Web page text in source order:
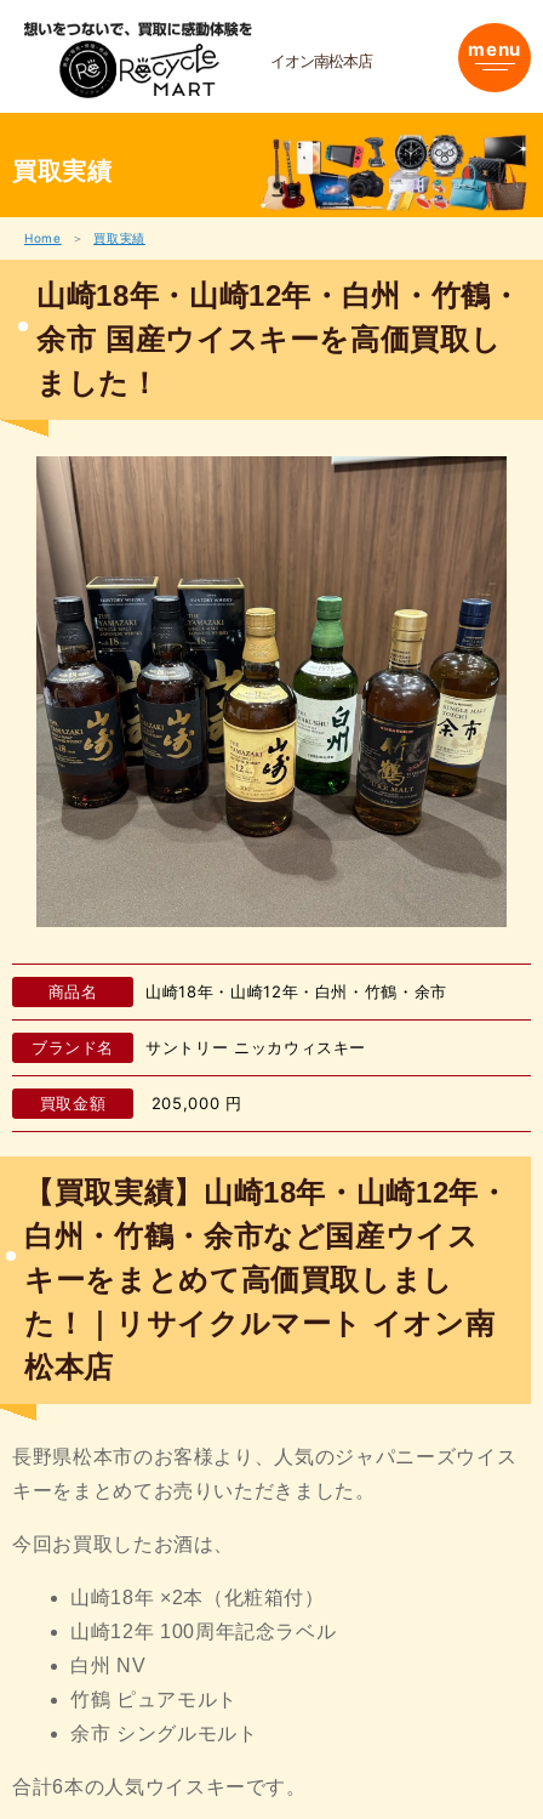
イオン南松本店 menu
買取実績
Home 買取実績
山崎18年・山崎12年・白州・竹鶴・
余市 国産ウイスキーを高価買取し
ました！
商品名 山崎18年・山崎12年・白州・竹鶴・余市
ブランド名 サントリー ニッカウィスキー
買取金額 205,000 円
【買取実績】山崎18年・山崎12年・
白州・竹鶴・余市など国産ウイス
キーをまとめて高価買取しまし
た！｜リサイクルマート イオン南
松本店
長野県松本市のお客様より、人気のジャパニーズウイス
キーをまとめてお売りいただきました。
今回お買取したお酒は、
山崎18年 ×2本（化粧箱付）
山崎12年 100周年記念ラベル
白州 NV
竹鶴 ピュアモルト
余市 シングルモルト
合計6本の人気ウイスキーです。